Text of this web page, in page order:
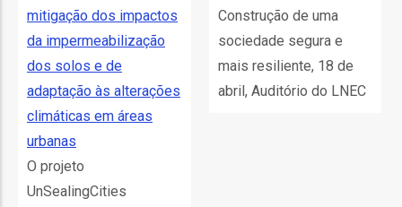
mitigação dos impactos
da impermeabilização
dos solos e de
adaptação às alterações
climáticas em áreas
urbanas
O projeto
UnSealingCities
Construção de uma
sociedade segura e
mais resiliente, 18 de
abril, Auditório do LNEC